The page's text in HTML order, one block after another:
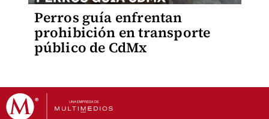
Perros guía enfrentan
prohibición en transporte
público de CdMx